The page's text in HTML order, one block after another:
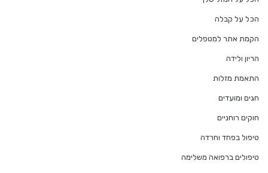
הכל על קבלה
הקמת אתר למטפלים
הריון ולידה
התאמת מזלות
חגים ומועדים
חוקים רוחניים
טיפול בפחד וחרדה
טיפולים ברפואה משלימה